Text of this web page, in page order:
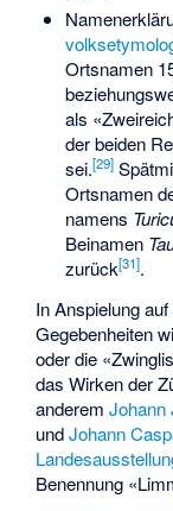
Ortsnamen
als
der beiden
sei.[29]
Ortsnamen
namens
Beinamen
zurück[31].
In Anspielung
Gegebenheiten
oder die
das Wirken der
anderemJohann
undJohann
Benennung